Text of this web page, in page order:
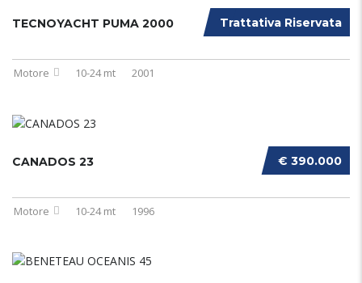
Trattativa Riservata
TECNOYACHT PUMA 2000
Motore 10-24 mt 2001
€ 390.000
CANADOS 23
Motore 10-24 mt 1996